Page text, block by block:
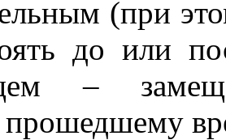
(при
до или
–